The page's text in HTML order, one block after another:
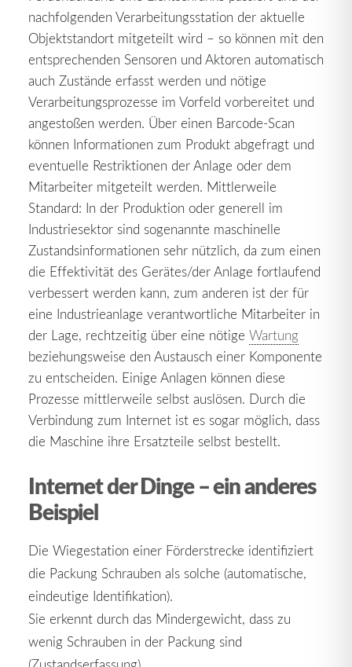
nachfolgenden Verarbeitungsstation der aktuelle
Objektstandort mitgeteilt wird – so können mit den
entsprechenden Sensoren und Aktoren automatisch
auch Zustände erfasst werden und nötige
Verarbeitungsprozesse im Vorfeld vorbereitet und
angestoßen werden. Über einen Barcode-Scan
können Informationen zum Produkt abgefragt und
eventuelle Restriktionen der Anlage oder dem
Mitarbeiter mitgeteilt werden. Mittlerweile
Standard: In der Produktion oder generell im
Industriesektor sind sogenannte maschinelle
Zustandsinformationen sehr nützlich, da zum einen
die Effektivität des Gerätes/der Anlage fortlaufend
verbessert werden kann, zum anderen ist der für
eine Industrieanlage verantwortliche Mitarbeiter in
der Lage, rechtzeitig über eine nötige Wartung
beziehungsweise den Austausch einer Komponente
zu entscheiden. Einige Anlagen können diese
Prozesse mittlerweile selbst auslösen. Durch die
Verbindung zum Internet ist es sogar möglich, dass
die Maschine ihre Ersatzteile selbst bestellt.
Internet der Dinge – ein anderes
Beispiel
Die Wiegestation einer Förderstrecke identifiziert
die Packung Schrauben als solche (automatische,
eindeutige Identifikation).
Sie erkennt durch das Mindergewicht, dass zu
wenig Schrauben in der Packung sind